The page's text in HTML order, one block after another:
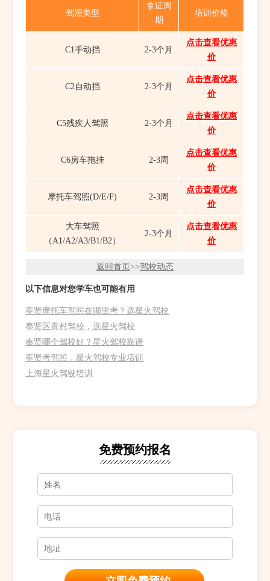
驾照类型
拿证周
期
培训价格
C1手动挡 2-3个月
点击查看优惠
价
C2自动挡 2-3个月
点击查看优惠
价
C5残疾人驾照 2-3个月
点击查看优惠
价
C6房车拖挂 2-3周
点击查看优惠
价
摩托车驾照(D/E/F) 2-3周
点击查看优惠
价
大车驾照
（A1/A2/A3/B1/B2）
2-3个月
点击查看优惠
价
返回首页 >>驾校动态
以下信息对您学车也可能有用
奉贤摩托车驾照在哪里考？选星火驾校
奉贤区青村驾校，选星火驾校
奉贤哪个驾校好？星火驾校靠谱
奉贤考驾照，星火驾校专业培训
上海星火驾驶培训
免费预约报名